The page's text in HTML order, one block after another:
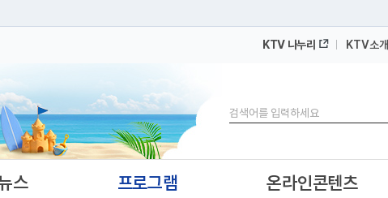
에서 도메인 주소를 확인해 보세요
KTV 나누리 KTV소개
검색
스 프로그램 온라인콘텐츠